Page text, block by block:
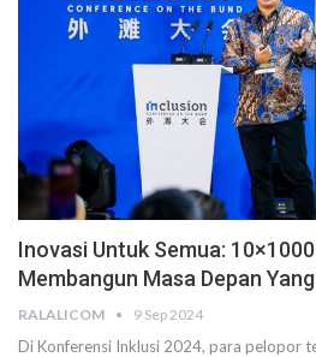
Inovasi Untuk Semua:
Membangun Masa Depan
RALALICOM 9 Sep 2024
Di Konferensi Inklusi 2024, para pelopor